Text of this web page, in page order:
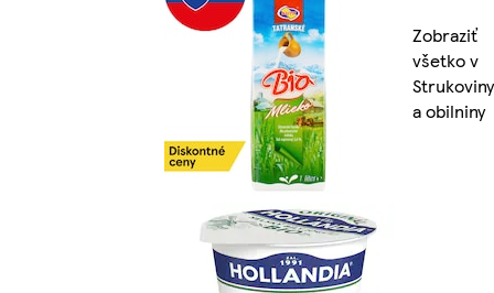
Zobraziť
všetko v
Strukoviny
a obilniny